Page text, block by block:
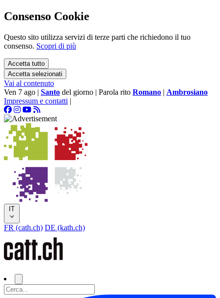
Consenso Cookie
Questo sito utilizza servizi di terze parti che richiedono il tuo
consenso. Scopri di più
Accetta tutto
Accetta selezionati
Vai al contenuto
Ven 7 ago | Santo del giorno | Parola rito Romano | Ambrosiano
Impressum e contatti |
IT
FR (cath.ch) DE (kath.ch)